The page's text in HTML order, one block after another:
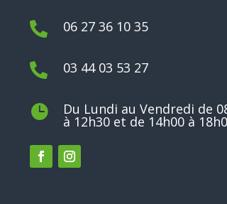
 06 27 36 10 35
 03 44 03 53 27
 Du Lundi au Vendredi de
à 12h30 et de 14h00 à